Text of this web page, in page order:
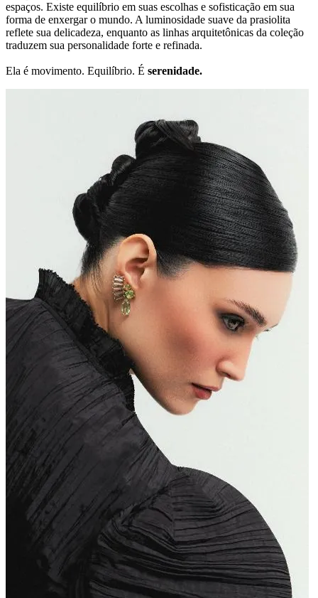
espaços. Existe equilíbrio em suas escolhas e sofisticação em sua
forma de enxergar o mundo. A luminosidade suave da prasiolita
reflete sua delicadeza, enquanto as linhas arquitetônicas da coleção
traduzem sua personalidade forte e refinada.
Ela é movimento. Equilíbrio. É serenidade.